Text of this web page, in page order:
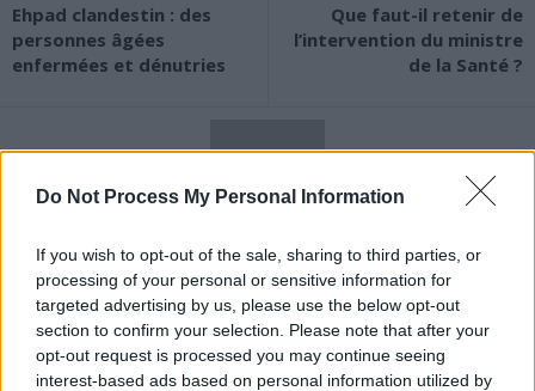
Do Not Process My Personal Information
If you wish to opt-out of the sale, sharing to third parties, or
processing of your personal or sensitive information for
targeted advertising by us, please use the below opt-out
section to confirm your selection. Please note that after your
opt-out request is processed you may continue seeing
interest-based ads based on personal information utilized by
Ehpad clandestin : des
personnes âgées
enfermées et dénutries
Que faut-il retenir de
l’intervention du ministre
de la Santé ?
News Santé
https://news-sante.fr
ARTICLES CONNEXES PLUS DE L'AUTEUR